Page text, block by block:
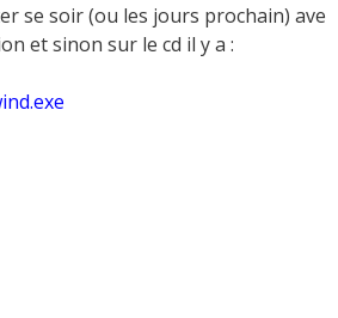
se soir (ou les jours prochain) ave
et sinon sur le cd il y a :